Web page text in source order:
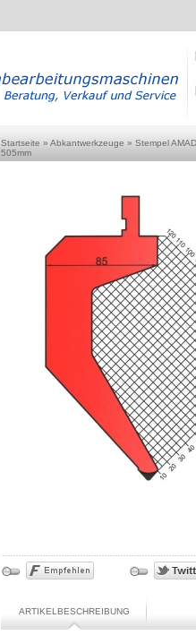
Startseite » Abkantwerkzeuge » Stempel
505mm
ARTIKELBESCHREIBUNG